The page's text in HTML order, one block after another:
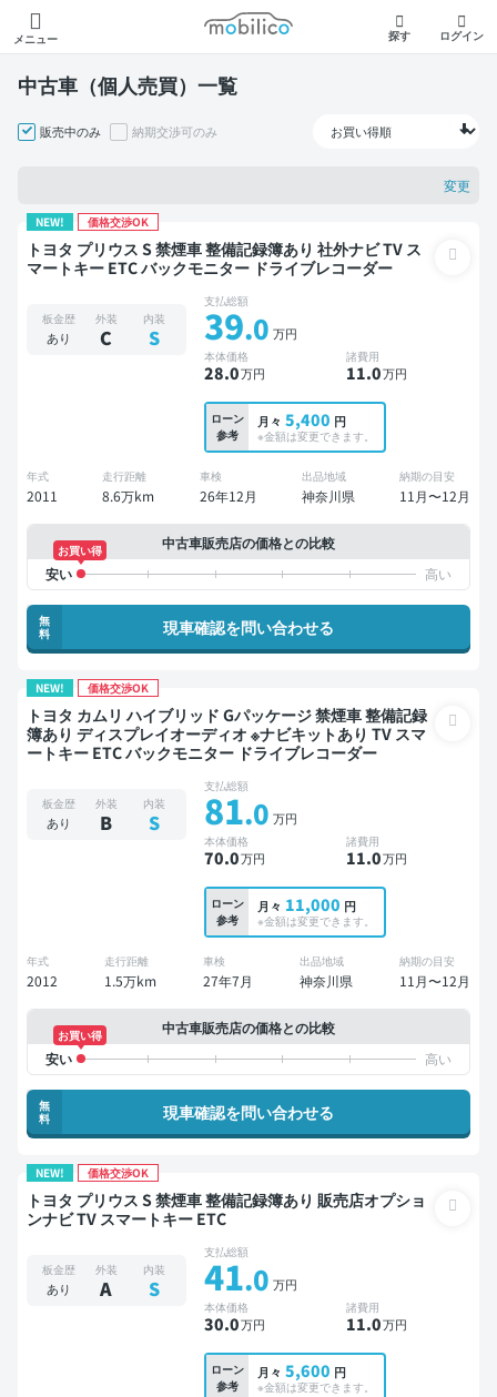
メニュー
モビリコ
探す ログイン
中古車（個人売買）一覧
販売中のみ 納期交渉可のみ
変更
NEW! 価格交渉OK
トヨタ プリウス S 禁煙車 整備記録簿あり 社外ナビ TV ス
マートキー ETC バックモニター ドライブレコーダー
板金歴
あり
外装
C
内装
S
支払総額
39.0 万円
本体価格
28.0万円
諸費用
11.0万円
ローン
参考
月々 5,400 円
※金額は変更できます。
年式
2011
走行距離
8.6万km
車検
26年12月
出品地域
神奈川県
納期の目安
11月〜12月
中古車販売店の価格との比較
お買い得
無
料
現車確認を問い合わせる
NEW! 価格交渉OK
トヨタ カムリ ハイブリッド Gパッケージ 禁煙車 整備記録
簿あり ディスプレイオーディオ ※ナビキットあり TV スマ
ートキー ETC バックモニター ドライブレコーダー
板金歴
あり
外装
B
内装
S
支払総額
81.0 万円
本体価格
70.0万円
諸費用
11.0万円
ローン
参考
月々 11,000 円
※金額は変更できます。
年式
2012
走行距離
1.5万km
車検
27年7月
出品地域
神奈川県
納期の目安
11月〜12月
中古車販売店の価格との比較
お買い得
無
料
現車確認を問い合わせる
NEW! 価格交渉OK
トヨタ プリウス S 禁煙車 整備記録簿あり 販売店オプショ
ンナビ TV スマートキー ETC
板金歴
あり
外装
A
内装
S
支払総額
41.0 万円
本体価格
30.0万円
諸費用
11.0万円
ローン
参考
月々 5,600 円
※金額は変更できます。